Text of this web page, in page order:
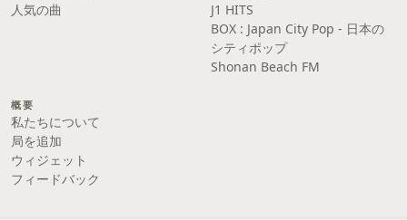
人気の曲
J1 HITS
BOX : Japan City Pop - 日本の
シティポップ
Shonan Beach FM
概要
私たちについて
局を追加
ウィジェット
フィードバック